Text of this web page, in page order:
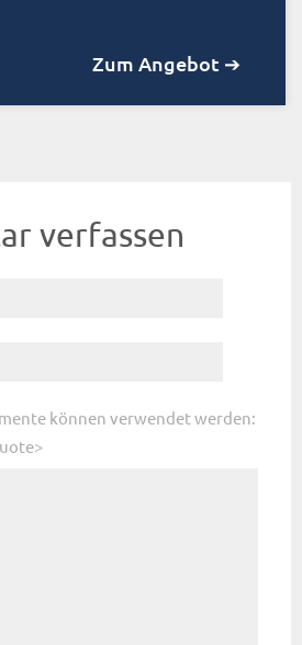
Zum Angebot ➔
verfassen
können verwendet werden: